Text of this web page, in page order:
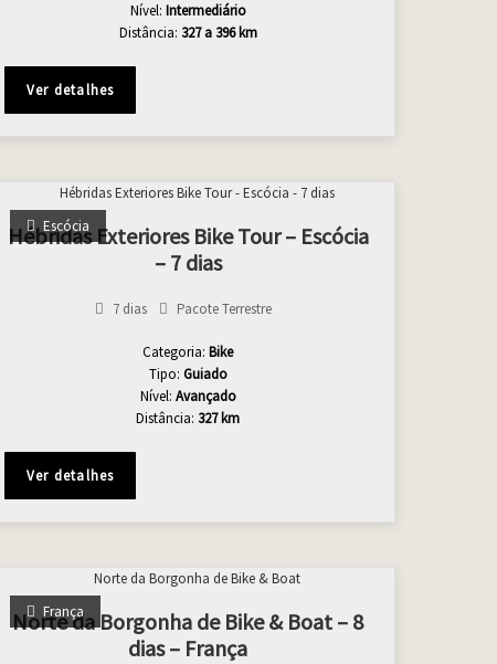
Nível: Intermediário
Distância: 327 a 396 km
Ver detalhes
Escócia
Hébridas Exteriores Bike Tour – Escócia
– 7 dias
7 dias Pacote Terrestre
Categoria:Bike
Tipo: Guiado
Nível: Avançado
Distância: 327 km
Ver detalhes
França
Norte da Borgonha de Bike & Boat – 8
dias – França